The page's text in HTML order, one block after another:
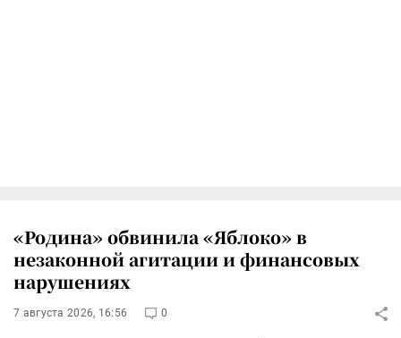
«Родина» обвинила «Яблоко» в
незаконной агитации и финансовых
нарушениях
7 августа 2026, 16:56 0